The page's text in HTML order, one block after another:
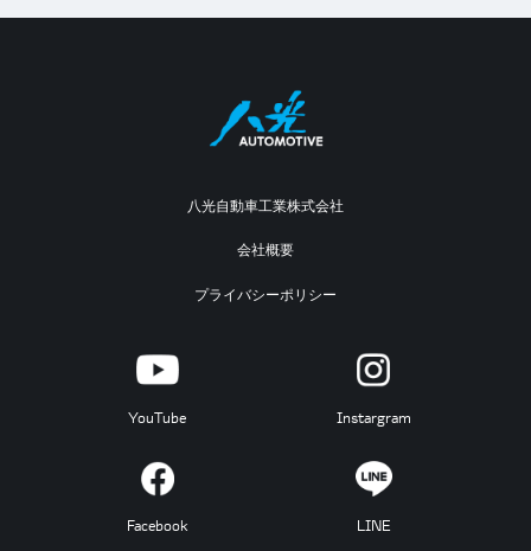
八光自動車工業株式会社
会社概要
プライバシーポリシー
YouTube Instargram
Facebook LINE